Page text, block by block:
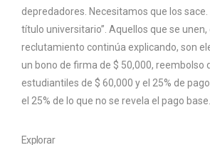
depredadores. Necesitamos que los
título universitario”. Aquellos que se unen,
reclutamiento continúa explicando, son
un bono de firma de $ 50,000, reembolso
estudiantiles de $ 60,000 y el 25% de
el 25% de lo que no se revela el pago base.
Explorar